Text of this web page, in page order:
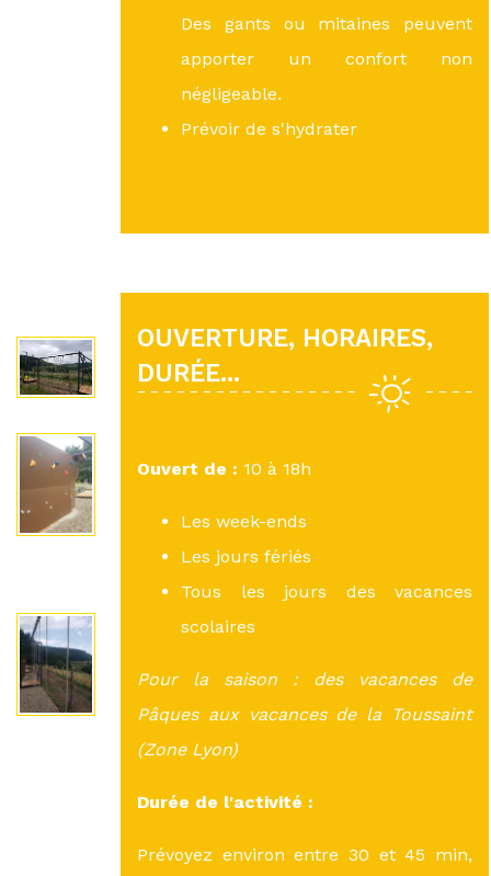
Des gants ou mitaines peuvent
apporter un confort non
négligeable.
Prévoir de s'hydrater
OUVERTURE, HORAIRES,
DURÉE...
Ouvert de : 10 à 18h
Les week-ends
Les jours fériés
Tous les jours des vacances
scolaires
Pour la saison : des vacances de
Pâques aux vacances de la Toussaint
(Zone Lyon)
Durée de l'activité :
Prévoyez environ entre 30 et 45 min,